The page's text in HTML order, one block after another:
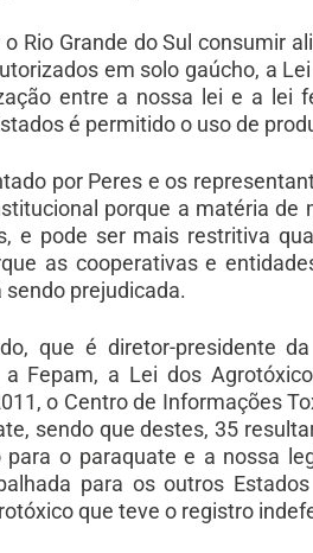
Rio Grande do Sul consumir
em solo gaúcho, a
entre a nossa lei e a lei
é permitido o uso de
por Peres e os
porque a matéria
e pode ser mais restritiva
as cooperativas e
prejudicada.
que é diretor-presidente
a Fepam, a Lei dos
o Centro de Informações
sendo que destes, 35
o paraquate e a nossa
para os outros
que teve o registro